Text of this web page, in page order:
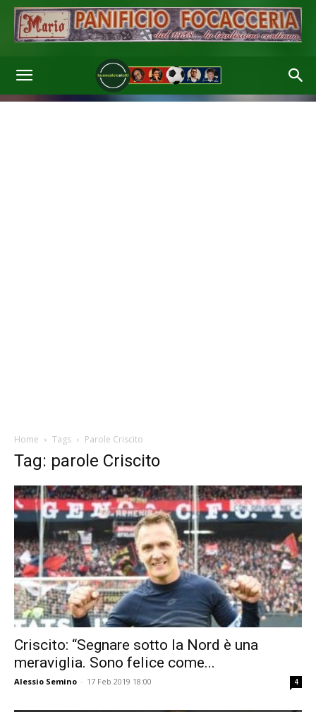
Home Tags Parole Criscito
Tag: parole Criscito
Criscito: “Segnare sotto la Nord è una
meraviglia. Sono felice come...
Alessio Semino - 17 Feb 2019 18:00 4